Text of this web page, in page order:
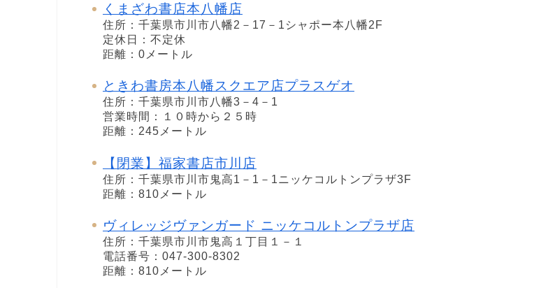
くまざわ書店本八幡店
住所：千葉県市川市八幡2－17－1シャポー本八幡2F
定休日：不定休
距離：0メートル
ときわ書房本八幡スクエア店プラスゲオ
住所：千葉県市川市八幡3－4－1
営業時間：１０時から２５時
距離：245メートル
【閉業】福家書店市川店
住所：千葉県市川市鬼高1－1－1ニッケコルトンプラザ3F
距離：810メートル
ヴィレッジヴァンガード ニッケコルトンプラザ店
住所：千葉県市川市鬼高１丁目１－１
電話番号：047-300-8302
距離：810メートル